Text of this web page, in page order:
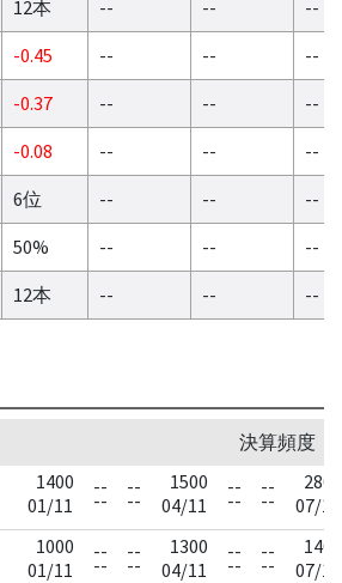
12本 -- --
--
-0.45 -- --
--
-0.37 -- --
--
-0.08 -- --
--
6位 -- --
--
50% -- --
--
12本 -- -- --
決算頻度：
1400
01/11
--
--
--
--
1500
04/11
--
--
--
--
2800
07/11
1000
01/11
--
--
--
--
1300
04/11
--
--
--
--
1400
07/11